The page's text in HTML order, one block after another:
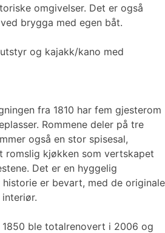
omgivelser. Det er også
brygga med egen båt.
og kajakk/kano med
fra 1810 har fem gjesterom
Rommene deler på tre
også en stor spisesal,
romslig kjøkken som vertskapet
Det er en hyggelig
er bevart, med de originale
ble totalrenovert i 2006 og